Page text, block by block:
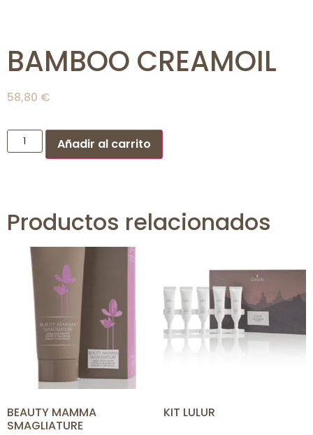
BAMBOO CREAMOIL
58,80 €
Añadir al carrito
Productos relacionados
BEAUTY MAMMA
SMAGLIATURE
KIT LULUR